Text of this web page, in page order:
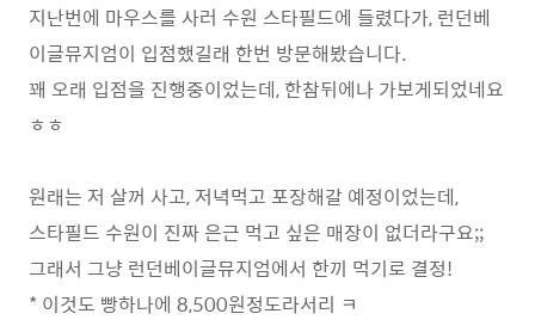
지난번에 마우스를 사러 수원 스타필드에 들렸다가, 런던베
이글뮤지엄이 입점했길래 한번 방문해봤습니다.
꽤 오래 입점을 진행중이었는데, 한참뒤에나 가보게되었네요
ㅎㅎ
원래는 저 살꺼 사고, 저녁먹고 포장해갈 예정이었는데,
스타필드 수원이 진짜 은근 먹고 싶은 매장이 없더라구요;;
그래서 그냥 런던베이글뮤지엄에서 한끼 먹기로 결정!
* 이것도 빵하나에 8,500원정도라서리 ㅋ